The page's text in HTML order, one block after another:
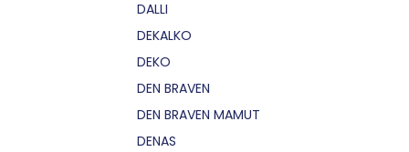
DALLI
DEKALKO
DEKO
DEN BRAVEN
DEN BRAVEN MAMUT
DENAS